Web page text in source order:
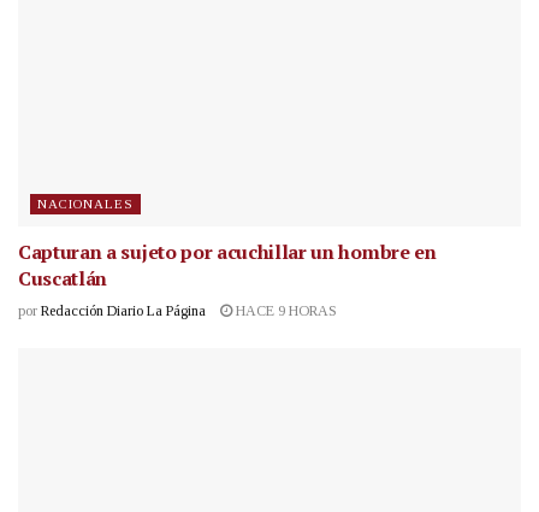
NACIONALES
Capturan a sujeto por acuchillar un hombre en
Cuscatlán
por Redacción Diario La Página HACE 9 HORAS